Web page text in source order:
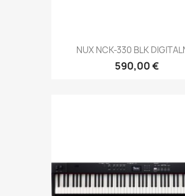
NUX NCK-330 BLK
590,00 €